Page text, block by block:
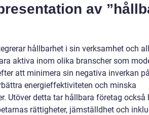
av
hållbarhet i sin verksamhet och
aktiva inom olika branscher som
att minimera sin negativa inverkan
energieffektiviteten och minska
Utöver detta tar hållbara företag också
rättigheter, jämställdhet och